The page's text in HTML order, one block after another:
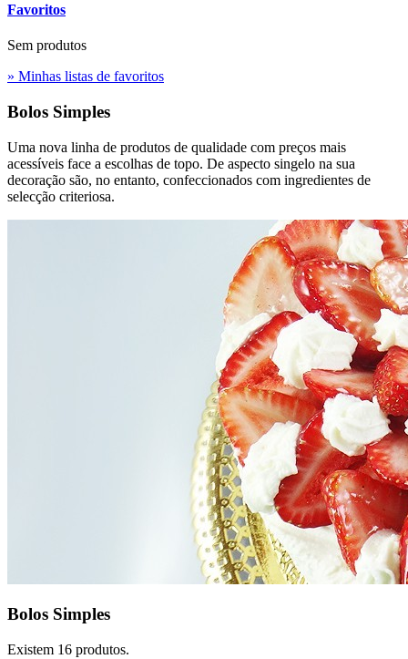
Favoritos
Sem produtos
» Minhas listas de favoritos
Bolos Simples
Uma nova linha de produtos de qualidade com preços mais
acessíveis face a escolhas de topo. De aspecto singelo na sua
decoração são, no entanto, confeccionados com ingredientes de
selecção criteriosa.
Bolos Simples
Existem 16 produtos.